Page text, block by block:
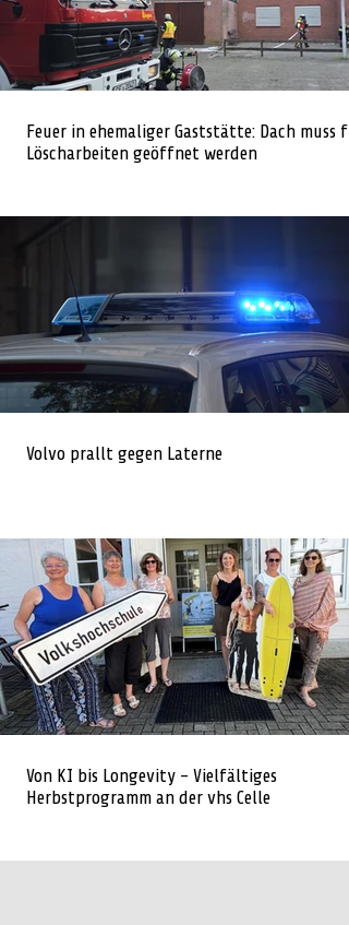
Feuer in ehemaliger Gaststätte: Dach muss
Löscharbeiten geöffnet werden
Volvo prallt gegen Laterne
Von KI bis Longevity – Vielfältiges
Herbstprogramm an der vhs Celle